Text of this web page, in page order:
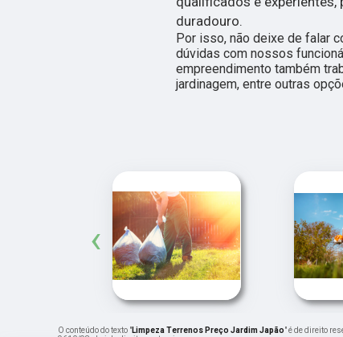
duradouro.
Por isso, não deixe de falar
dúvidas com nossos
empreendimento também
jardinagem, entre outras
‹
O conteúdo do texto "Limpeza Terrenos Preço Jardim Japão" é de direito